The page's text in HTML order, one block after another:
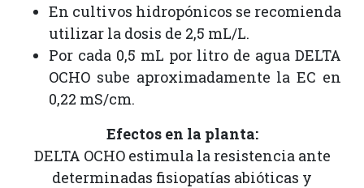
En cultivos hidropónicos se recomienda
utilizar la dosis de 2,5 mL/L.
Por cada 0,5 mL por litro de agua DELTA
OCHO sube aproximadamente la EC en
0,22 mS/cm.
Efectos en la planta:
DELTA OCHO estimula la resistencia ante
determinadas fisiopatías abióticas y